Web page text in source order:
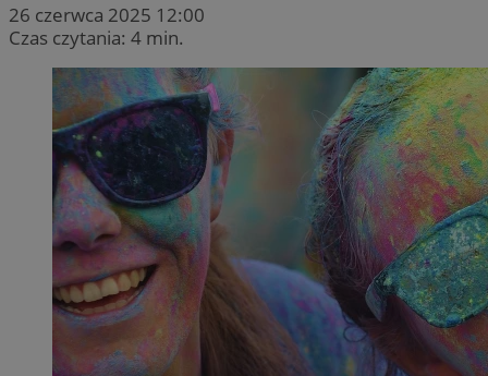
26 czerwca 2025 12:00
Czas czytania: 4 min.